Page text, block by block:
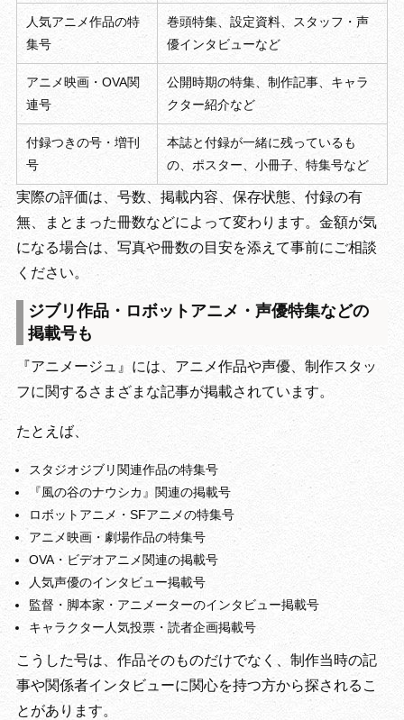
人気アニメ作品の特
集号
巻頭特集、設定資料、スタッフ・声
優インタビューなど
アニメ映画・OVA関
連号
公開時期の特集、制作記事、キャラ
クター紹介など
付録つきの号・増刊
号
本誌と付録が一緒に残っているも
の、ポスター、小冊子、特集号など
実際の評価は、号数、掲載内容、保存状態、付録の有
無、まとまった冊数などによって変わります。金額が気
になる場合は、写真や冊数の目安を添えて事前にご相談
ください。
ジブリ作品・ロボットアニメ・声優特集などの
掲載号も
『アニメージュ』には、アニメ作品や声優、制作スタッ
フに関するさまざまな記事が掲載されています。
たとえば、
スタジオジブリ関連作品の特集号
『風の谷のナウシカ』関連の掲載号
ロボットアニメ・SFアニメの特集号
アニメ映画・劇場作品の特集号
OVA・ビデオアニメ関連の掲載号
人気声優のインタビュー掲載号
監督・脚本家・アニメーターのインタビュー掲載号
キャラクター人気投票・読者企画掲載号
こうした号は、作品そのものだけでなく、制作当時の記
事や関係者インタビューに関心を持つ方から探されるこ
とがあります。